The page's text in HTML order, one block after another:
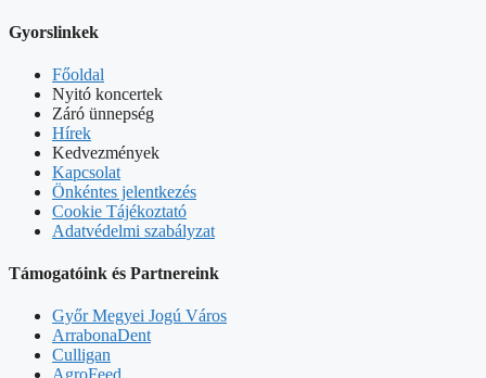
Gyorslinkek
Főoldal
Nyitó koncertek
Záró ünnepség
Hírek
Kedvezmények
Kapcsolat
Önkéntes jelentkezés
Cookie Tájékoztató
Adatvédelmi szabályzat
Támogatóink és Partnereink
Győr Megyei Jogú Város
ArrabonaDent
Culligan